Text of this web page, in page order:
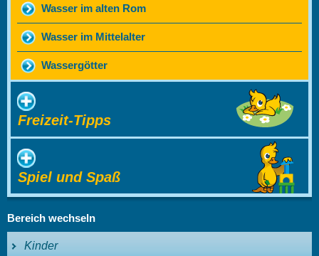
Wasser im alten Rom
Wasser im Mittelalter
Wassergötter
Freizeit-Tipps
Spiel und Spaß
Bereich wechseln
Kinder